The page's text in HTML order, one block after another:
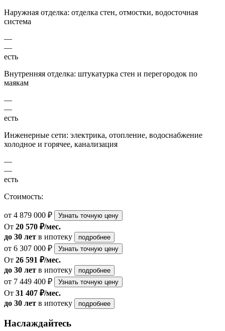
Наружная отделка: отделка стен, отмостки, водосточная
система
—
—
есть
Внутренняя отделка: штукатурка стен и перегородок по
маякам
—
—
есть
Инженерные сети: электрика, отопление, водоснабжение
холодное и горячее, канализация
—
—
есть
Стоимость:
от 4 879 000 ₽ Узнать точную цену
От 20 570 ₽/мес.
до 30 лет в ипотеку подробнее
от 6 307 000 ₽ Узнать точную цену
От 26 591 ₽/мес.
до 30 лет в ипотеку подробнее
от 7 449 400 ₽ Узнать точную цену
От 31 407 ₽/мес.
до 30 лет в ипотеку подробнее
Наслаждайтесь